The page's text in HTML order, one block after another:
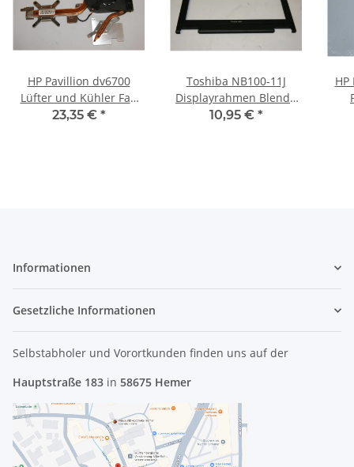
HP Pavillion dv6700
Lüfter und Kühler Fan
and Heatsink
23,35 € *
Toshiba NB100-11J
Displayrahmen Blende
Bezel
10,95 € *
HP
Informationen
Gesetzliche Informationen
Selbstabholer und Vorortkunden finden uns auf der
Hauptstraße 183 in 58675 Hemer